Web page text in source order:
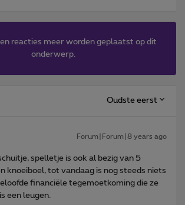
reacties meer worden geplaatst op dit
onderwerp.
Oudste eerst
Forum|Forum|8 years ago
spelletje is ook al bezig van 5
knoeiboel, tot vandaag is nog steeds niets
financiële tegemoetkoming die ze
een leugen.